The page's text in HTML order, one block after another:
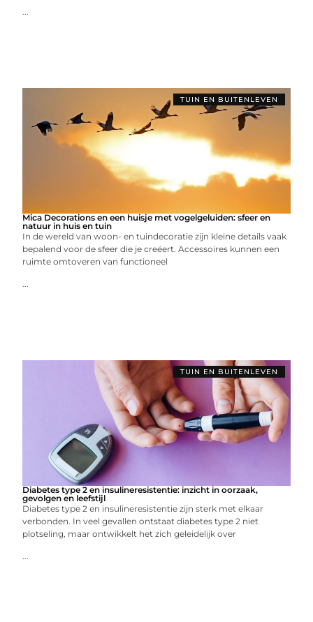
...
TUIN EN BUITENLEVEN
Mica Decorations en een huisje met vogelgeluiden: sfeer en
natuur in huis en tuin
In de wereld van woon- en tuindecoratie zijn kleine details vaak
bepalend voor de sfeer die je creëert. Accessoires kunnen een
ruimte omtoveren van functioneel
...
TUIN EN BUITENLEVEN
Diabetes type 2 en insulineresistentie: inzicht in oorzaak,
gevolgen en leefstijl
Diabetes type 2 en insulineresistentie zijn sterk met elkaar
verbonden. In veel gevallen ontstaat diabetes type 2 niet
plotseling, maar ontwikkelt het zich geleidelijk over
...